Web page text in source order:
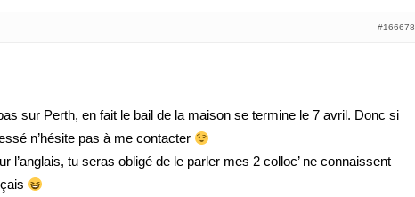
#166678
sur Perth, en fait le bail de la maison se termine le 7 avril. Donc si
n’hésite pas à me contacter
l’anglais, tu seras obligé de le parler mes 2 colloc’ ne connaissent